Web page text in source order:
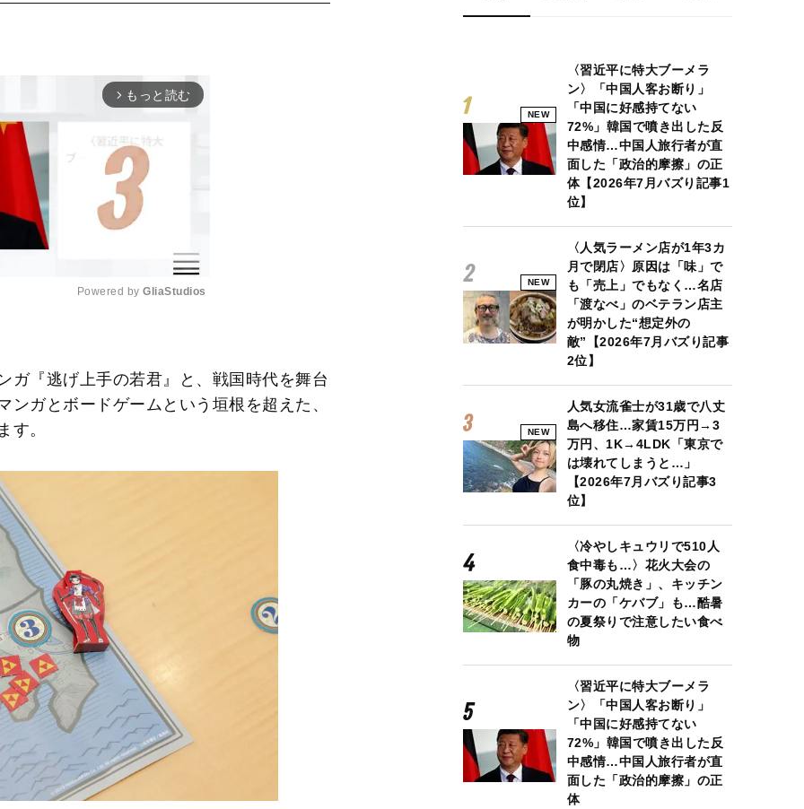
arrow_forward_ios もっと読む
e
Powered by GliaStudios
ガ『逃げ上手の若君』と、戦国時代を舞台
ガとボードゲームという垣根を超えた、
す。
NEW
〈習近平に特大ブーメラ
ン〉「中国人客お断り」
「中国に好感持てない
72%」韓国で噴き出した反
中感情…中国人旅行者が直
面した「政治的摩擦」の正
体【2026年7月バズり記事1
位】
NEW
〈人気ラーメン店が1年3カ
月で閉店〉原因は「味」で
も「売上」でもなく…名店
「渡なべ」のベテラン店主
が明かした“想定外の
敵”【2026年7月バズり記事
2位】
NEW
人気女流雀士が31歳で八丈
島へ移住…家賃15万円→3
万円、1K→4LDK「東京で
は壊れてしまうと…」
【2026年7月バズり記事3
位】
〈冷やしキュウリで510人
食中毒も…〉花火大会の
「豚の丸焼き」、キッチン
カーの「ケバブ」も…酷暑
の夏祭りで注意したい食べ
物
〈習近平に特大ブーメラ
ン〉「中国人客お断り」
「中国に好感持てない
72%」韓国で噴き出した反
中感情…中国人旅行者が直
面した「政治的摩擦」の正
体